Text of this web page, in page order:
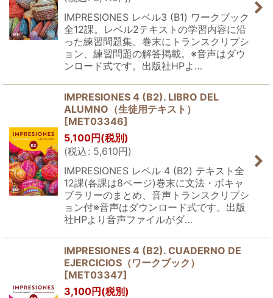
IMPRESIONES レベル3 (B1) ワークブック
全12課。レベル2テキストの学習内容に沿
った練習問題集。巻末にトランスクリプシ
ョン、練習問題の解答掲載。※音声はダウ
ンロード式です。出版社HPよ…
IMPRESIONES 4 (B2). LIBRO DEL
ALUMNO（生徒用テキスト）
[MET03346]
5,100円 (税別)
(税込: 5,610円)
IMPRESIONES レベル 4 (B2) テキスト全
12課(各課は8ページ)巻末に文法・ボキャ
ブラリーのまとめ、音声トランスクリプシ
ョン付※音声はダウンロード式です。出版
社HPより音声ファイルがダ…
IMPRESIONES 4 (B2). CUADERNO DE
EJERCICIOS（ワークブック）
[MET03347]
3,100円 (税別)